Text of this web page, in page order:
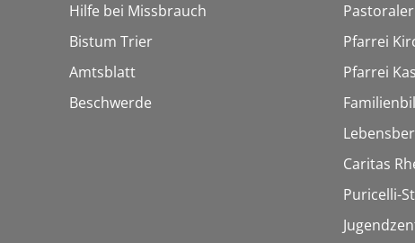
Hilfe bei Missbrauch
Bistum Trier
Amtsblatt
Beschwerde
Pfarrei
Pfarrei
Caritas
Puricelli-